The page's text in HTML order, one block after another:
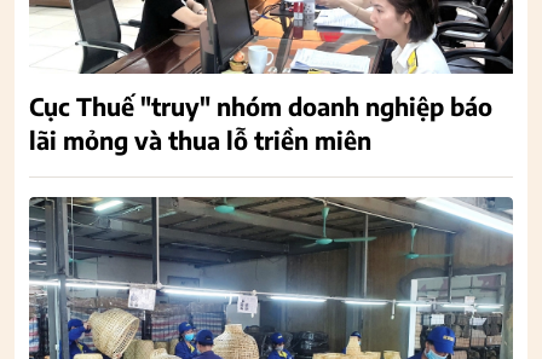
Cục Thuế "truy" nhóm doanh nghiệp báo
lãi mỏng và thua lỗ triền miên